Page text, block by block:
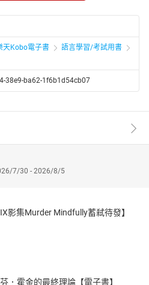
路
統
長？
今歷史
天Kobo電子書
語言學習/考試用書
38e9-ba62-1f6b1d54cb07
7/30 - 2026/8/5
影集Murder Mindfully蓄弒待發】
．霍金的最終理論【電子書】